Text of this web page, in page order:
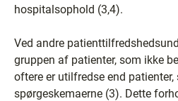
hospitalsophold (3,4).
Ved andre
gruppen af patienter, som ikke
oftere er utilfredse end patienter,
spørgeskemaerne (3). Dette